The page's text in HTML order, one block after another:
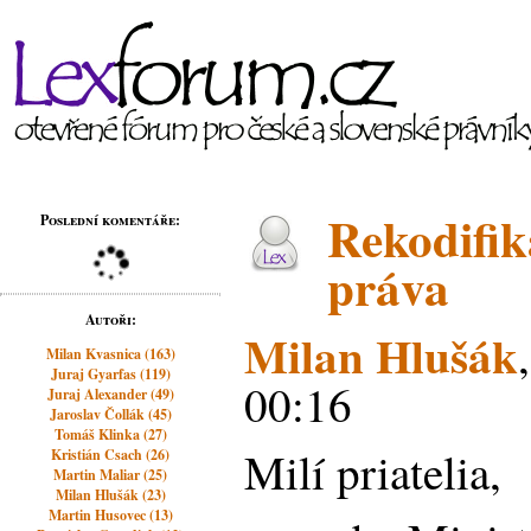
Poslední komentáře:
Autoři:
Milan Kvasnica (163)
Juraj Gyarfas (119)
Juraj Alexander (49)
Jaroslav Čollák (45)
Tomáš Klinka (27)
Kristián Csach (26)
Martin Maliar (25)
Milan Hlušák (23)
Martin Husovec (13)
práva
Milan Hlušák
00:16
Milí priatelia,